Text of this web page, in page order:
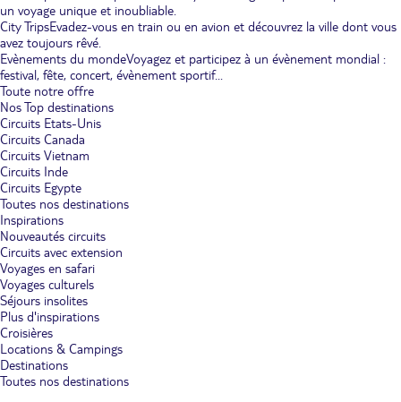
un voyage unique et inoubliable.
City TripsEvadez-vous en train ou en avion et découvrez la ville dont vous
avez toujours rêvé.
Evènements du mondeVoyagez et participez à un évènement mondial :
festival, fête, concert, évènement sportif...
Toute notre offre
Nos Top destinations
Circuits Etats-Unis
Circuits Canada
Circuits Vietnam
Circuits Inde
Circuits Egypte
Toutes nos destinations
Inspirations
Nouveautés circuits
Circuits avec extension
Voyages en safari
Voyages culturels
Séjours insolites
Plus d'inspirations
Croisières
Locations & Campings
Destinations
Toutes nos destinations